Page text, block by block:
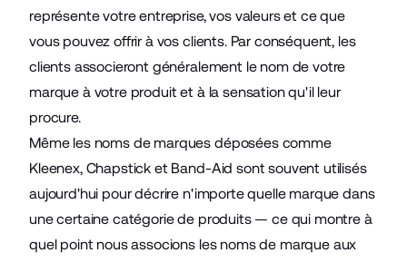
représente votre entreprise, vos valeurs et ce que
vous pouvez offrir à vos clients. Par conséquent, les
clients associeront généralement le nom de votre
marque à votre produit et à la sensation qu'il leur
procure.
Même les noms de marques déposées comme
Kleenex, Chapstick et Band-Aid sont souvent utilisés
aujourd'hui pour décrire n'importe quelle marque dans
une certaine catégorie de produits — ce qui montre à
quel point nous associons les noms de marque aux